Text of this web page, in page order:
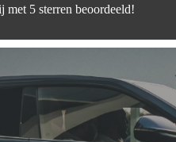
zijn wij met